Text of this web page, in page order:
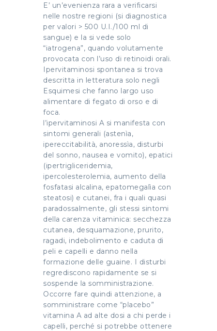
E’ un’evenienza rara a verificarsi
nelle nostre regioni (si diagnostica
per valori > 500 U.I./100 ml di
sangue) e la si vede solo
“iatrogena”, quando volutamente
provocata con l’uso di retinoidi orali.
Ipervitaminosi spontanea si trova
descritta in letteratura solo negli
Esquimesi che fanno largo uso
alimentare di fegato di orso e di
foca.
l’ipervitaminosi A si manifesta con
sintomi generali (astenìa,
ipereccitabilità, anoressìa, disturbi
del sonno, nausea e vomito), epatici
(ipertrigliceridemia,
ipercolesterolemia, aumento della
fosfatasi alcalina, epatomegalìa con
steatosi) e cutanei, fra i quali quasi
paradossalmente, gli stessi sintomi
della carenza vitaminica: secchezza
cutanea, desquamazione, prurito,
ragadi, indebolimento e caduta di
peli e capelli e danno nella
formazione delle guaine. I disturbi
regrediscono rapidamente se si
sospende la somministrazione.
Occorre fare quindi attenzione, a
somministrare come “placebo”
vitamina A ad alte dosi a chi perde i
capelli, perché si potrebbe ottenere